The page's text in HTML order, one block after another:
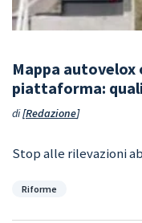
Mappa
piattaforma:
di Redazione
Stop alle rilevazioni
Categorie
Riforme